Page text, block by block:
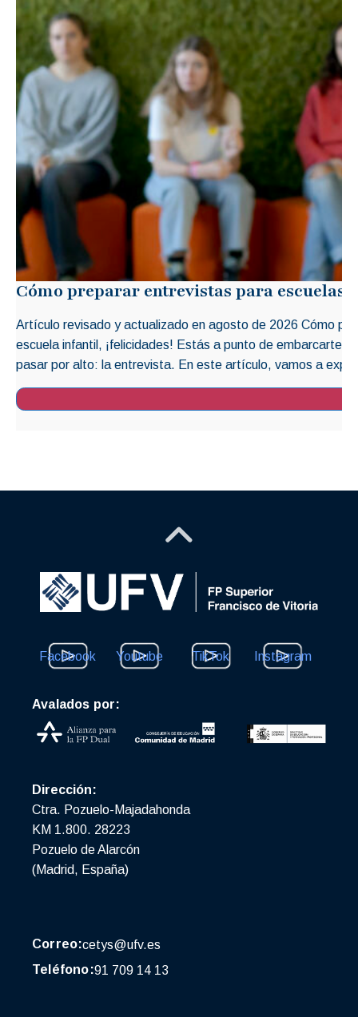
Cómo preparar entrevistas para escuelas
Artículo revisado y actualizado en agosto de 2026 Cómo
escuela infantil, ¡felicidades! Estás a punto de embarcarte
pasar por alto: la entrevista. En este artículo, vamos a
Facebook Youtube TikTok Instagram
Avalados por:
Dirección:
Ctra. Pozuelo-Majadahonda
KM 1.800. 28223
Pozuelo de Alarcón
(Madrid, España)
Correo:cetys@ufv.es
Teléfono:91 709 14 13